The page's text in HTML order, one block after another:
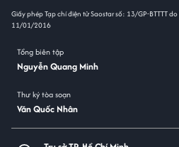
Giấy phép Tạp chí điện tử Saostar số: 13/GP-BTTTT
11/01/2016
Tổng biên tập
Nguyễn Quang Minh
Thư ký tòa soạn
Văn Quốc Nhân